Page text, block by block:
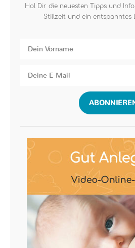
Hol Dir die neuesten Tipps und
Stillzeit und ein entspanntes